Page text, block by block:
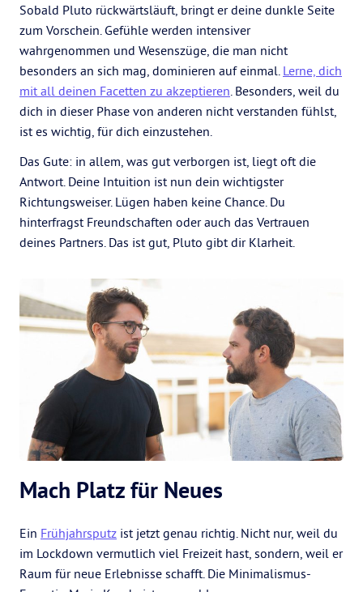
Sobald Pluto rückwärtsläuft, bringt er deine dunkle Seite
zum Vorschein. Gefühle werden intensiver
wahrgenommen und Wesenszüge, die man nicht
besonders an sich mag, dominieren auf einmal. Lerne, dich
mit all deinen Facetten zu akzeptieren. Besonders, weil du
dich in dieser Phase von anderen nicht verstanden fühlst,
ist es wichtig, für dich einzustehen.
Das Gute: in allem, was gut verborgen ist, liegt oft die
Antwort. Deine Intuition ist nun dein wichtigster
Richtungsweiser. Lügen haben keine Chance. Du
hinterfragst Freundschaften oder auch das Vertrauen
deines Partners. Das ist gut, Pluto gibt dir Klarheit.
Mach Platz für Neues
Ein Frühjahrsputz ist jetzt genau richtig. Nicht nur, weil du
im Lockdown vermutlich viel Freizeit hast, sondern, weil er
Raum für neue Erlebnisse schafft. Die Minimalismus-